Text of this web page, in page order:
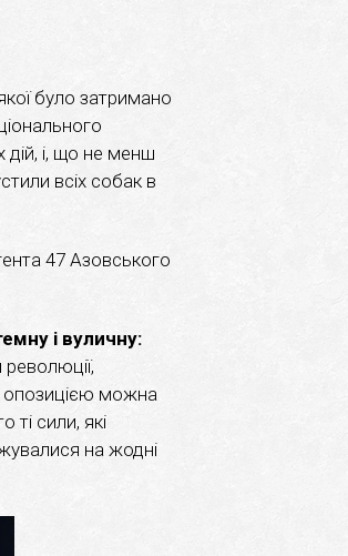
було затримано
дій, і, що не менш
всіх собак в
47 Азовського
і вуличну:
опозицією можна
сили, які
на жодні